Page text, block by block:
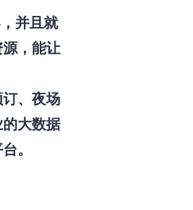
并且就
，能让
、夜场
大数据
。